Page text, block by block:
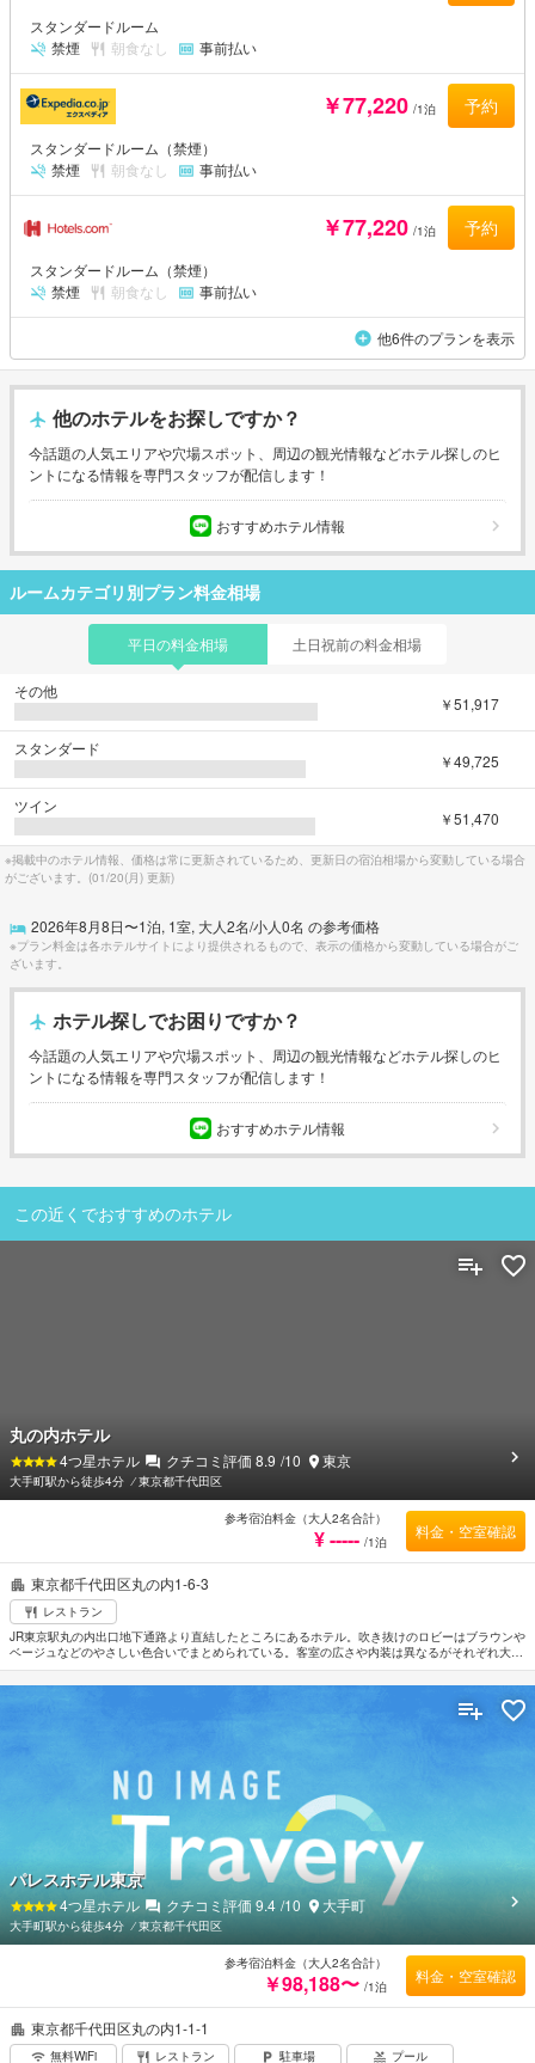
スタンダードルーム
禁煙
朝食なし 事前払い
￥77,220 /1泊 予約
スタンダードルーム（禁煙）
禁煙
朝食なし 事前払い
￥77,220 /1泊 予約
スタンダードルーム（禁煙）
禁煙
朝食なし 事前払い
他6件のプランを表示
他のホテルをお探しですか？
今話題の人気エリアや穴場スポット、周辺の観光情報などホテル探しのヒ
ントになる情報を専門スタッフが配信します！
おすすめホテル情報
ルームカテゴリ別プラン料金相場
平日の料金相場 土日祝前の料金相場
その他
￥51,917
スタンダード
￥49,725
ツイン
￥51,470
※掲載中のホテル情報、価格は常に更新されているため、更新日の宿泊相場から変動している場合
がございます。(01/20(月) 更新)
2026年8月8日〜1泊, 1室, 大人2名/小人0名 の参考価格
※プラン料金は各ホテルサイトにより提供されるもので、表示の価格から変動している場合がご
ざいます。
ホテル探しでお困りですか？
今話題の人気エリアや穴場スポット、周辺の観光情報などホテル探しのヒ
ントになる情報を専門スタッフが配信します！
おすすめホテル情報
この近くでおすすめのホテル
東京都千代田区丸の内1-6-3
レストラン
JR東京駅丸の内出口地下通路より直結したところにあるホテル。吹き抜けのロビーはブラウンや
ベージュなどのやさしい色合いでまとめられている。客室の広さや内装は異なるがそれぞれ大き
な窓を配し眺望のよい空間。周辺は会社企業が多くビジネスに便利なロケーション。最寄の空港
は羽田空港。
丸の内ホテル
4つ星ホテル クチコミ評価8.9 /10 東京
大手町駅から徒歩4分 ⁄東京都千代田区
参考宿泊料金（大人2名合計）
¥ ----- /1泊
料金・空室確認
東京都千代田区丸の内1-1-1
無料WiFi レストラン 駐車場 プール
パレスホテル東京
4つ星ホテル クチコミ評価9.4 /10 大手町
大手町駅から徒歩4分 ⁄東京都千代田区
参考宿泊料金（大人2名合計）
￥98,188〜 /1泊
料金・空室確認